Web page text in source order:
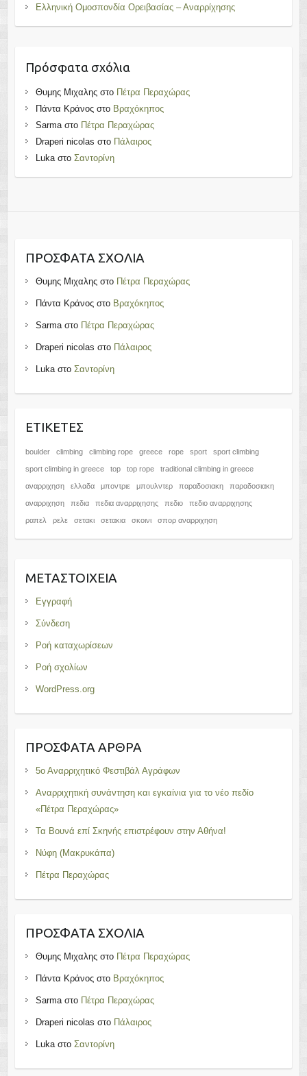
Ελληνική Ομοσπονδία Ορειβασίας – Αναρρίχησης
Πρόσφατα σχόλια
Θυμης Μιχαληςστο Πέτρα Περαχώρας
Πάντα Κράνοςστο Βραχόκηπος
Sarmaστο Πέτρα Περαχώρας
Draperi nicolas στο Πάλαιρος
Lukaστο Σαντορίνη
ΠΡΌΣΦΑΤΑ ΣΧΌΛΙΑ
Θυμης Μιχαληςστο Πέτρα Περαχώρας
Πάντα Κράνοςστο Βραχόκηπος
Sarmaστο Πέτρα Περαχώρας
Draperi nicolas στο Πάλαιρος
Lukaστο Σαντορίνη
ΕΤΙΚΈΤΕΣ
boulder climbing climbing rope greece rope sport sport climbing
sport climbing in greece top top rope traditional climbing in greece
αναρριχηση ελλαδα μποντριε μπουλντερ παραδοσιακη παραδοσιακη
αναρριχηση πεδια πεδια αναρριχησης πεδιο πεδιο αναρριχησης
ραπελ ρελε σετακι σετακια σκοινι σπορ αναρριχηση
ΜΕΤΑΣΤΟΙΧΕΊΑ
Εγγραφή
Σύνδεση
Ροή καταχωρίσεων
Ροή σχολίων
WordPress.org
ΠΡΌΣΦΑΤΑ ΆΡΘΡΑ
5ο Αναρριχητικό Φεστιβάλ Αγράφων
Αναρριχητική συνάντηση και εγκαίνια για το νέο πεδίο
«Πέτρα Περαχώρας»
Τα Βουνά επί Σκηνής επιστρέφουν στην Αθήνα!
Νύφη (Μακρυκάπα)
Πέτρα Περαχώρας
ΠΡΌΣΦΑΤΑ ΣΧΌΛΙΑ
Θυμης Μιχαληςστο Πέτρα Περαχώρας
Πάντα Κράνοςστο Βραχόκηπος
Sarmaστο Πέτρα Περαχώρας
Draperi nicolas στο Πάλαιρος
Lukaστο Σαντορίνη